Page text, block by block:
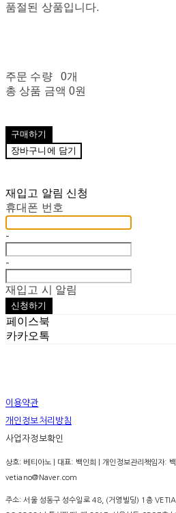
품절된 상품입니다.
주문 수량
0개
총 상품 금액 0원
구매하기
장바구니에 담기
재입고 알림 신청
휴대폰 번호
-
-
재입고 시 알림
신청하기
페이스북
카카오톡
이용약관
개인정보처리방침
사업자정보확인
상호: 베티아노 | 대표: 백인희 | 개인정보관리책임자
vetiano@Naver.com
주소: 서울 성동구 성수일로 48, (거영빌딩) 1층